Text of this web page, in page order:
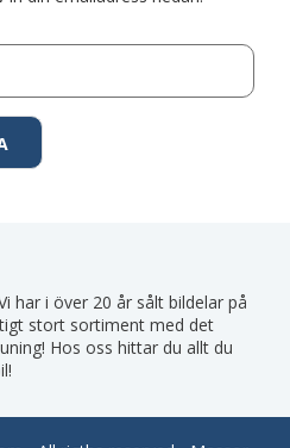
har i över 20 år sålt bildelar på
stort sortiment med det
Hos oss hittar du allt du